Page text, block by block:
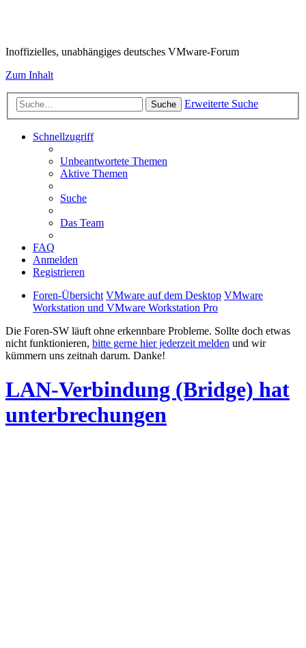
Inoffizielles, unabhängiges deutsches VMware-Forum
Zum Inhalt
Suche Erweiterte Suche
Schnellzugriff
Unbeantwortete Themen
Aktive Themen
Suche
Das Team
FAQ
Anmelden
Registrieren
Foren-Übersicht VMware auf dem Desktop VMware
Workstation und VMware Workstation Pro
Die Foren-SW läuft ohne erkennbare Probleme. Sollte doch etwas
nicht funktionieren, bitte gerne hier jederzeit melden und wir
kümmern uns zeitnah darum. Danke!
LAN-Verbindung (Bridge) hat
unterbrechungen